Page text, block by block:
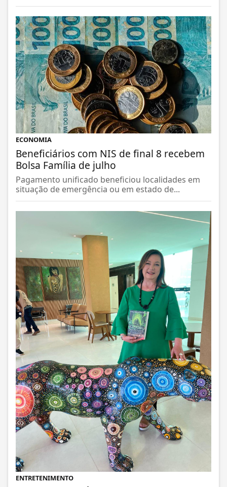
ECONOMIA
Beneficiários com NIS de final 8 recebem
Bolsa Família de julho
Pagamento unificado beneficiou localidades em
situação de emergência ou em estado de...
ENTRETENIMENTO